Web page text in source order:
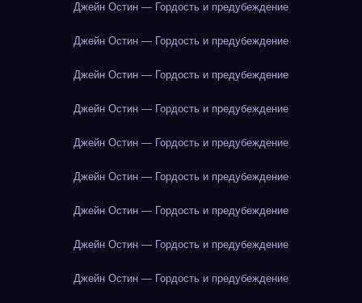
Джейн Остин — Гордость и предубеждение
Джейн Остин — Гордость и предубеждение
Джейн Остин — Гордость и предубеждение
Джейн Остин — Гордость и предубеждение
Джейн Остин — Гордость и предубеждение
Джейн Остин — Гордость и предубеждение
Джейн Остин — Гордость и предубеждение
Джейн Остин — Гордость и предубеждение
Джейн Остин — Гордость и предубеждение